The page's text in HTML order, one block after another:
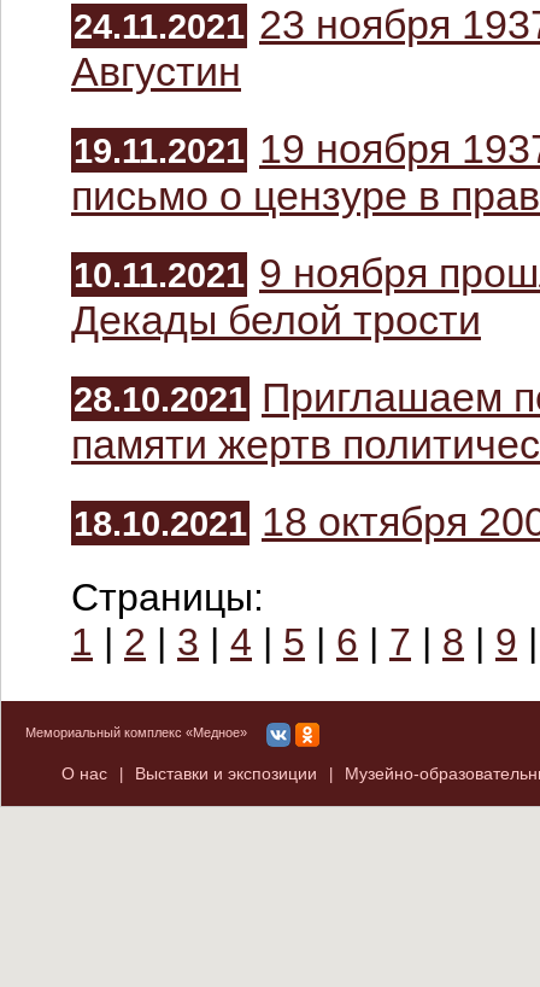
24.11.2021 23 ноября
Августин
19.11.2021 19 ноября
письмо о цензуре в
10.11.2021 9 ноября
Декады белой трости
28.10.2021 Приглашаем
памяти жертв
18.10.2021 18 октября
Страницы:
1 | 2 | 3 | 4 | 5 | 6 | 7 | 8 | 9
Мемориальный комплекс «Медное»
О нас Выставки и экспозиции Музейно-